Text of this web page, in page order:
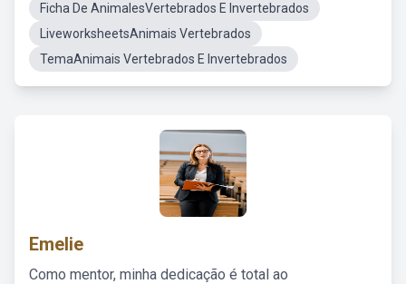
Ficha De AnimalesVertebrados E Invertebrados
LiveworksheetsAnimais Vertebrados
TemaAnimais Vertebrados E Invertebrados
Emelie
Como mentor, minha dedicação é total ao